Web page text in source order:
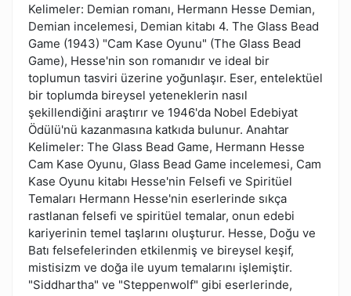
Kelimeler: Demian romanı, Hermann Hesse Demian,
Demian incelemesi, Demian kitabı 4. The Glass Bead
Game (1943) "Cam Kase Oyunu" (The Glass Bead
Game), Hesse'nin son romanıdır ve ideal bir
toplumun tasviri üzerine yoğunlaşır. Eser, entelektüel
bir toplumda bireysel yeteneklerin nasıl
şekillendiğini araştırır ve 1946'da Nobel Edebiyat
Ödülü'nü kazanmasına katkıda bulunur. Anahtar
Kelimeler: The Glass Bead Game, Hermann Hesse
Cam Kase Oyunu, Glass Bead Game incelemesi, Cam
Kase Oyunu kitabı Hesse'nin Felsefi ve Spiritüel
Temaları Hermann Hesse'nin eserlerinde sıkça
rastlanan felsefi ve spiritüel temalar, onun edebi
kariyerinin temel taşlarını oluşturur. Hesse, Doğu ve
Batı felsefelerinden etkilenmiş ve bireysel keşif,
mistisizm ve doğa ile uyum temalarını işlemiştir.
"Siddhartha" ve "Steppenwolf" gibi eserlerinde,